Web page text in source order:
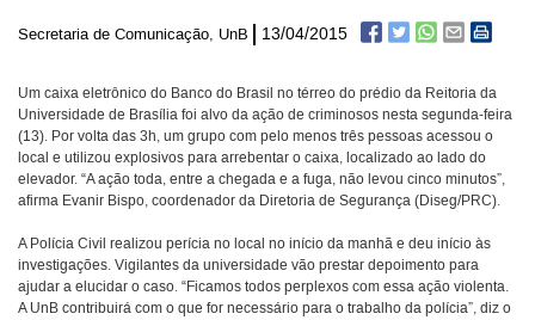
Secretaria de Comunicação, UnB 13/04/2015
Um caixa eletrônico do Banco do Brasil no térreo do prédio da Reitoria da
Universidade de Brasília foi alvo da ação de criminosos nesta segunda-feira
(13). Por volta das 3h, um grupo com pelo menos três pessoas acessou o
local e utilizou explosivos para arrebentar o caixa, localizado ao lado do
elevador. “A ação toda, entre a chegada e a fuga, não levou cinco minutos”,
afirma Evanir Bispo, coordenador da Diretoria de Segurança (Diseg/PRC).
A Polícia Civil realizou perícia no local no início da manhã e deu início às
investigações. Vigilantes da universidade vão prestar depoimento para
ajudar a elucidar o caso. “Ficamos todos perplexos com essa ação violenta.
A UnB contribuirá com o que for necessário para o trabalho da polícia”, diz o